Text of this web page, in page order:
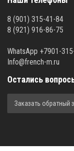
8 (901) 315-41-84
8 (921) 916-86-75
WhatsApp +7901-
Info@french-m.ru
Остались
Заказать обратный